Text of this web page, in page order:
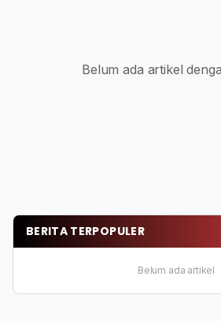
Belum ada artikel
BERITA TERPOPULER
Belum ada artikel